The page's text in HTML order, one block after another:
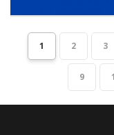
1 2 3
9